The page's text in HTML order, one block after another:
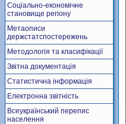
Соціально-економічне
становище регіону
Метаописи
держстатспостережень
Методологія та класифікації
Звітна документація
Статистична інформація
Електронна звітність
Всеукраїнський перепис
населення